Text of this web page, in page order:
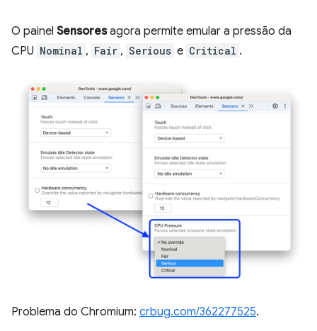
O painel Sensoresagora permite emular a pressão da
CPU Nominal , Fair , Serious e Critical .
Problema do Chromium: crbug.com/362277525.